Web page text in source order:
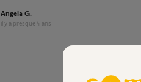
Angela G.
il y a presque 4 ans